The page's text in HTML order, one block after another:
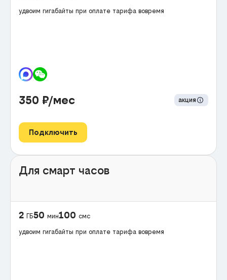
удвоим гигабайты при оплате тарифа вовремя
350 ₽/мес акция
Подключить
Для смарт часов
2 ГБ50 мин100 смс
удвоим гигабайты при оплате тарифа вовремя